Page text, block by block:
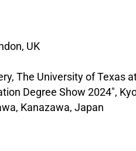
UK
The University of Texas
Degree Show 2024",
Kanazawa, Japan